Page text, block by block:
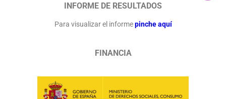
INFORME DE RESULTADOS
Para visualizar el informe pinche aquí
FINANCIA